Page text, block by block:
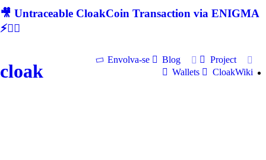
🎥 Untraceable CloakCoin Transaction via ENIGMA
⚡🕵‍♂
cloak
Envolva-se Blog
Project
Wallets
CloakWiki